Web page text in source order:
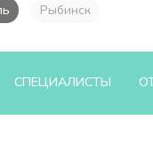
Рыбинск
СПЕЦИАЛИСТЫ